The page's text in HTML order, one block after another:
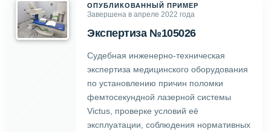
ОПУБЛИКОВАННЫЙ ПРИМЕР
Завершена в апреле 2022 года
Экспертиза №105026
Судебная инженерно-техническая
экспертиза медицинского оборудования
по установлению причин поломки
фемтосекундной лазерной системы
Victus, проверке условий её
эксплуатации, соблюдения нормативных